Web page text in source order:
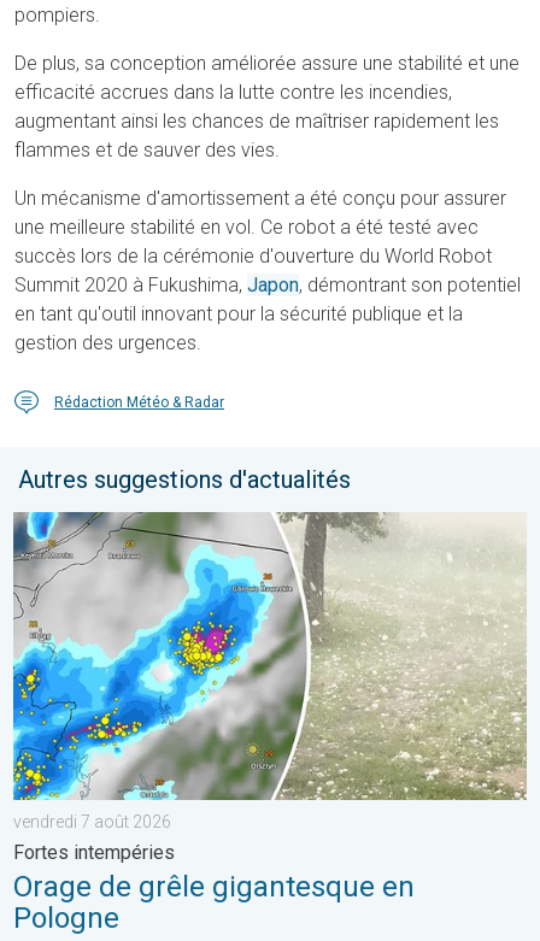
pompiers.
De plus, sa conception améliorée assure une stabilité et une
efficacité accrues dans la lutte contre les incendies,
augmentant ainsi les chances de maîtriser rapidement les
flammes et de sauver des vies.
Un mécanisme d'amortissement a été conçu pour assurer
une meilleure stabilité en vol. Ce robot a été testé avec
succès lors de la cérémonie d'ouverture du World Robot
Summit 2020 à Fukushima, Japon, démontrant son potentiel
en tant qu'outil innovant pour la sécurité publique et la
gestion des urgences.
Rédaction Météo & Radar
Autres suggestions d'actualités
Orage de grêle gigantesque en Pologne. Fortes intempéries.
vendredi 7 août 2026
Fortes intempéries
Orage de grêle gigantesque en
Pologne